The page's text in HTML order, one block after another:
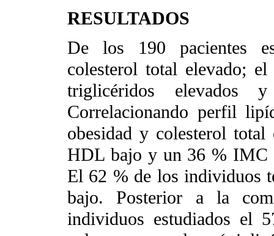
RESULTADOS
De los 190 pacientes
colesterol total elevado;
triglicéridos
Correlacionando perfil
obesidad y colesterol
HDL bajo y un 36 % IMC
El 62 % de los individuos
bajo. Posterior a la
individuos estudiados el